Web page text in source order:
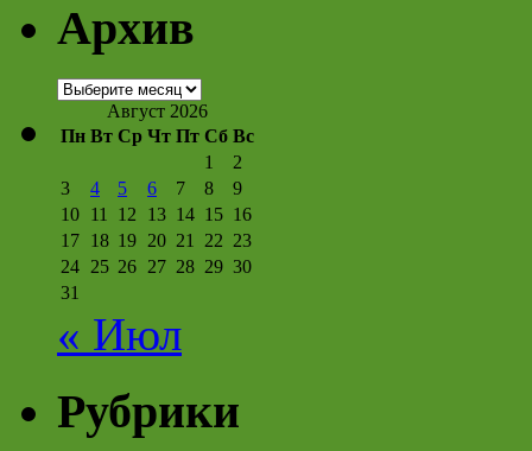
Архив
Архив
Август 2026
Пн Вт Ср Чт Пт Сб Вс
1
2
3
4 5 6 7 8
9
10 11 12 13 14 15 16
17 18 19 20 21 22 23
24 25 26 27 28 29 30
31
« Июл
Рубрики